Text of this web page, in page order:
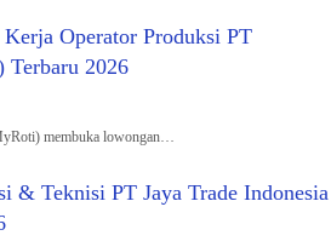
Operator Produksi PT
Terbaru 2026
membuka lowongan…
& Teknisi PT Jaya Trade Indonesia